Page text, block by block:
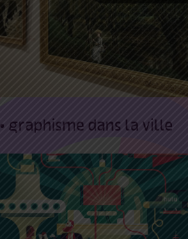
Visites guidées de
l’accrochage ‘Traverser le
paysage’
• graphisme dans la ville
29 Mar 2021 4 Sep 2021